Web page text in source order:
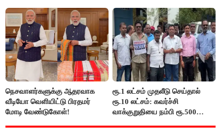
விஜய் பதில்!
நெசவாளர்களுக்கு ஆதரவாக
வீடியோ வெளியிட்டு பிரதமர்
மோடி வேண்டுகோள்!
ரூ.1 லட்சம் முதலீடு செய்தால்
ரூ.10 லட்சம்: கவர்ச்சி
வாக்குறுதியை நம்பி ரூ.500